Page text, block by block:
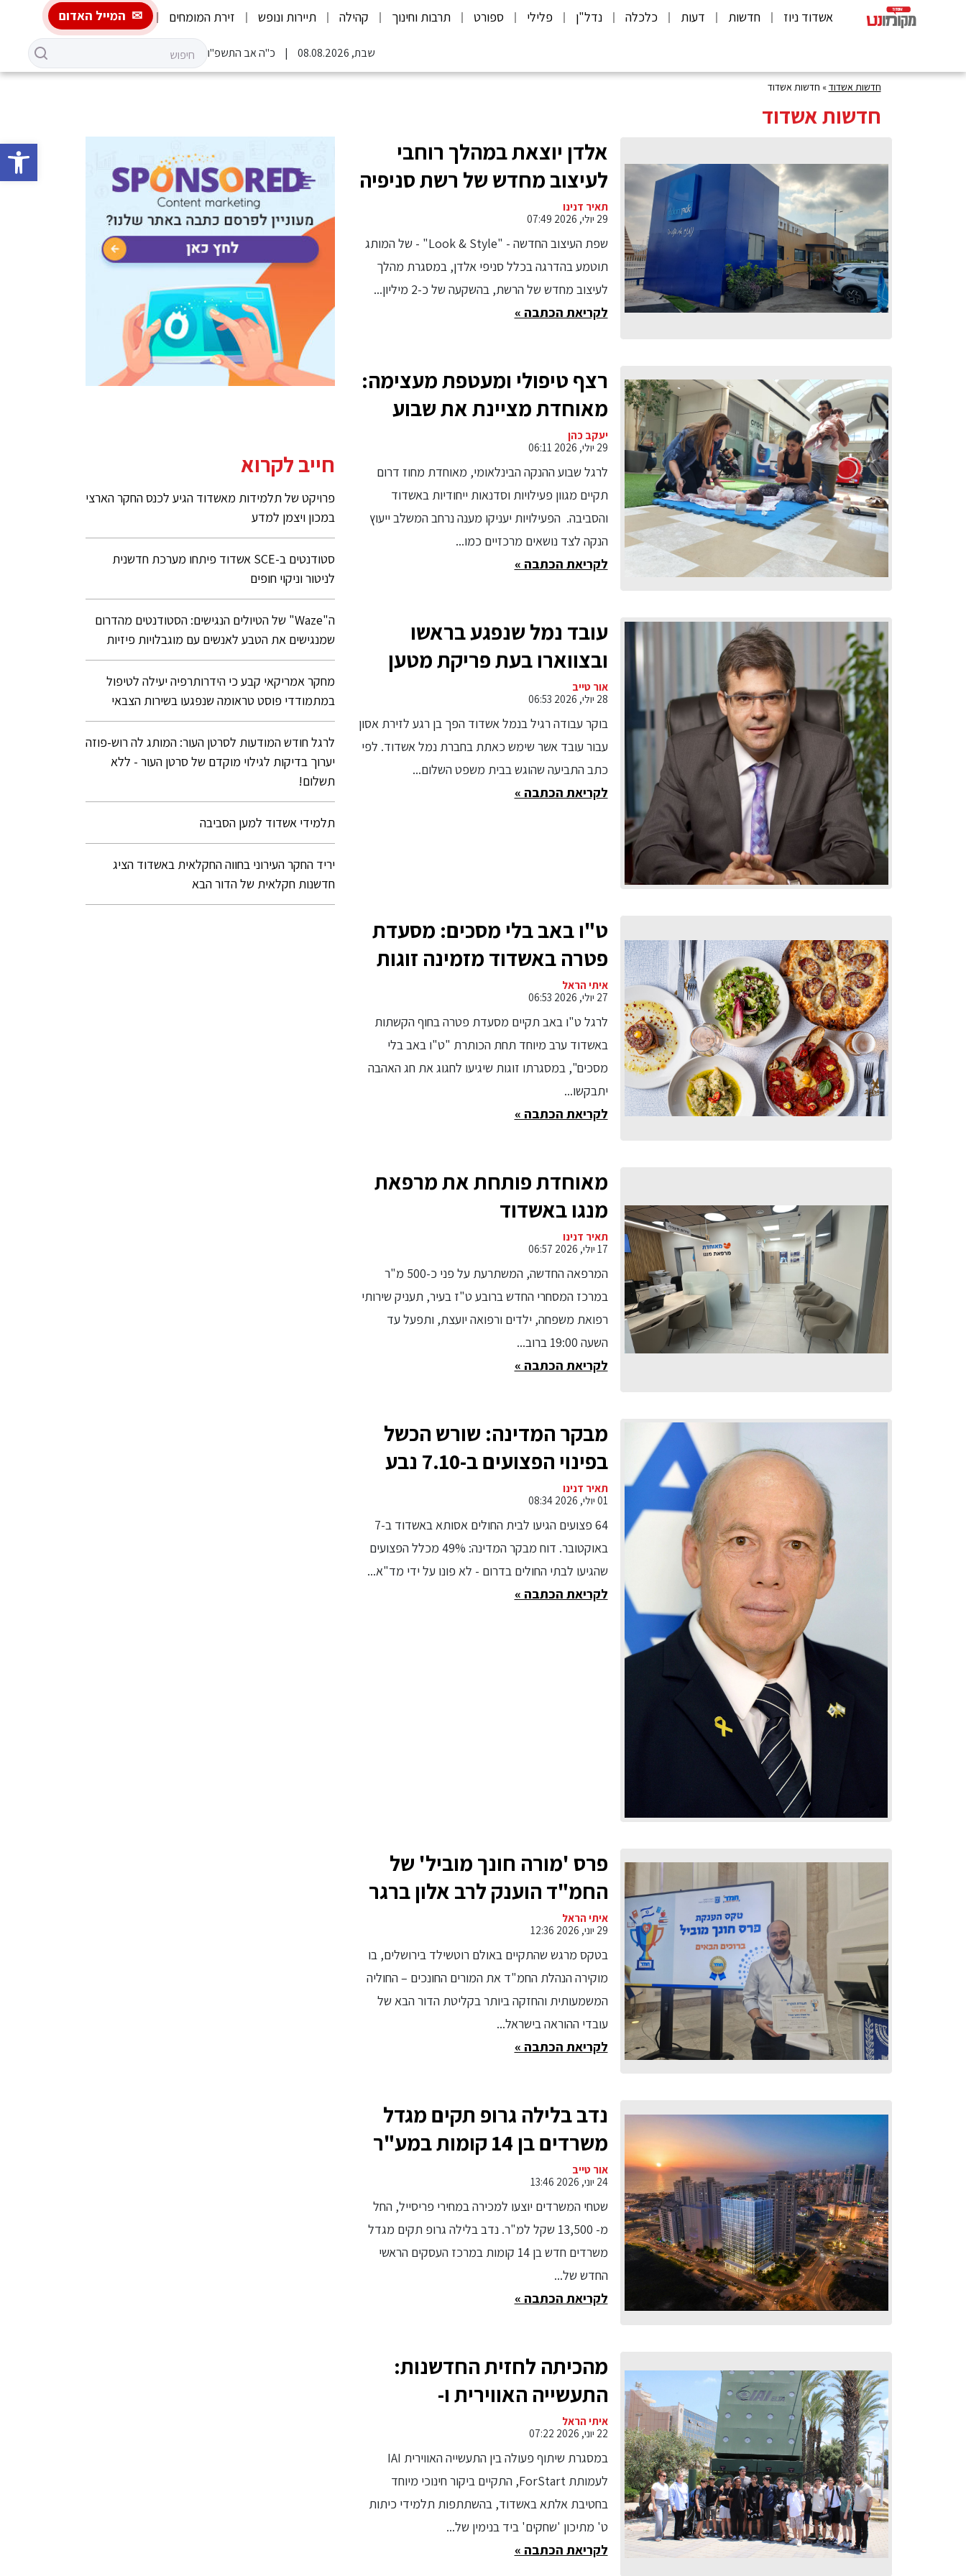
פתח
אשדוד ניוז חדשות דעות כלכלה נדל"ן פלילי ספורט תרבות וחינוך קהילה תיירות ונופש זירת המומחים המייל האדום
שבת, 08.08.2026 כ"ה אב התשפ"ו
חדשות אשדוד» חדשות אשדוד
חדשות אשדוד
אלדן יוצאת במהלך רוחבי
לעיצוב מחדש של רשת סניפיה
תאיר דנינו
29 יולי, 2026 07:49
שפת העיצוב החדשה - "Look & Style" - של המותג
תוטמע בהדרגה בכלל סניפי אלדן, במסגרת מהלך
לעיצוב מחדש של הרשת, בהשקעה של כ-2 מיליון...
לקריאת הכתבה »
רצף טיפולי ומעטפת מעצימה:
מאוחדת מציינת את שבוע
ההנקה הבינלאומי בסדרת
פעילויות וסדנאות ייחודיות
באשדוד והסביבה
יעקב כהן
29 יולי, 2026 06:11
לרגל שבוע ההנקה הבינלאומי, מאוחדת מחוז דרום
תקיים מגוון פעילויות וסדנאות ייחודיות באשדוד
והסביבה. הפעילויות יעניקו מענה נרחב המשלב ייעוץ
הנקה לצד נושאים מרכזיים כמו...
לקריאת הכתבה »
עובד נמל שנפגע בראשו
ובצווארו בעת פריקת מטען
נמל אשדוד
אור טייב
28 יולי, 2026 06:53
בוקר עבודה רגיל בנמל אשדוד הפך בן רגע לזירת אסון
עבור עובד אשר שימש כאתת בחברת נמל אשדוד. לפי
כתב התביעה שהוגש בבית משפט השלום...
לקריאת הכתבה »
ט"ו באב בלי מסכים: מסעדת
פטרה באשדוד מזמינה זוגות
להתנתק מהטלפון ולהתחבר
מחדש אחד לשנייה
איתי הראל
27 יולי, 2026 06:53
לרגל ט"ו באב תקיים מסעדת פטרה בחוף הקשתות
באשדוד ערב מיוחד תחת הכותרת "ט"ו באב בלי
מסכים", במסגרתו זוגות שיגיעו לחגוג את חג האהבה
יתבקשו...
לקריאת הכתבה »
מאוחדת פותחת את מרפאת
מנגו באשדוד
תאיר דנינו
17 יולי, 2026 06:57
המרפאה החדשה, המשתרעת על פני כ-500 מ"ר
במרכז המסחרי החדש ברובע ט"ז בעיר, תעניק שירותי
רפואת משפחה, ילדים ורפואה יועצת, ותפעל עד
השעה 19:00 ברוב...
לקריאת הכתבה »
מבקר המדינה: שורש הכשל
בפינוי הפצועים ב-7.10 נבע
מהכישלון של צה"ל בהגנה על
יישובי הדרום כשלים בפינוי
וויסות הפצועים הגבירו את
העומס
תאיר דנינו
01 יולי, 2026 08:34
64 פצועים הגיעו לבית החולים אסותא באשדוד ב-7
באוקטובר. דוח מבקר המדינה: 49% מכלל הפצועים
שהגיעו לבתי החולים בדרום - לא פונו על ידי מד"א...
לקריאת הכתבה »
פרס 'מורה חונך מוביל' של
החמ"ד הוענק לרב אלון ברגר
מישיבת אמית יגל אשדוד
איתי הראל
29 יוני, 2026 12:36
בטקס מרגש שהתקיים באולם רוטשילד בירושלים, בו
מוקירה הנהלת החמ"ד את המורים החונכים – החוליה
המשמעותית והחזקה ביותר בקליטת הדור הבא של
עובדי ההוראה בישראל...
לקריאת הכתבה »
נדב בלילה גרופ תקים מגדל
משרדים בן 14 קומות במע"ר
אשדוד בהיקף השקעה של
כ-180 מיליון שקלים
אור טייב
24 יוני, 2026 13:46
שטחי המשרדים יוצעו למכירה במחירי פריסייל, החל
מ- 13,500 שקל למ"ר. נדב בלילה גרופ תקים מגדל
משרדים חדש בן 14 קומות במרכז העסקים הראשי
החדש של...
לקריאת הכתבה »
מהכיתה לחזית החדשנות:
התעשייה האווירית ו-
באלתא אשדוד
איתי הראל
22 יוני, 2026 07:22
במסגרת שיתוף פעולה בין התעשייה האווירית IAI
לעמותת ForStart, התקיים ביקור חינוכי מיוחד
בחטיבת אלתא באשדוד, בהשתתפות תלמידי כיתות
ט' מתיכון 'שחקים' ביד בנימין של...
לקריאת הכתבה »
חייב לקרוא
פרויקט של תלמידות מאשדוד הגיע לכנס החקר הארצי
במכון ויצמן למדע
סטודנטים ב-SCE אשדוד פיתחו מערכת חדשנית
לניטור וניקוי חופים
ה"Waze" של הטיולים הנגישים: הסטודנטים מהדרום
שמנגישים את הטבע לאנשים עם מוגבלויות פיזיות
מחקר אמריקאי קבע כי הידרותרפיה יעילה לטיפול
במתמודדי פוסט טראומה שנפגעו בשירות הצבאי
לרגל חודש המודעות לסרטן העור: המותג לה רוש-פוזה
יערוך בדיקות לגילוי מוקדם של סרטן העור - ללא
תשלום!
תלמידי אשדוד למען הסביבה
יריד החקר העירוני בחווה החקלאית באשדוד הציג
חדשנות חקלאית של הדור הבא